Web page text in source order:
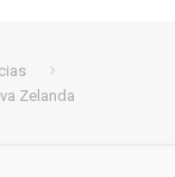
Zelanda